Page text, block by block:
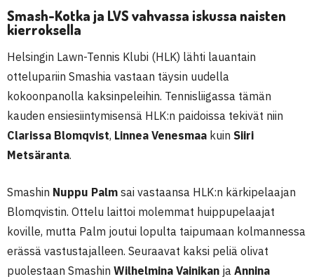
Smash-Kotka ja LVS vahvassa iskussa naisten
kierroksella
Helsingin Lawn-Tennis Klubi (HLK) lähti lauantain
ottelupariin Smashia vastaan täysin uudella
kokoonpanolla kaksinpeleihin. Tennisliigassa tämän
kauden ensiesiintymisensä HLK:n paidoissa tekivät niin
Clarissa Blomqvist, Linnea Venesmaa kuin Siiri
Metsäranta.
Smashin Nuppu Palm sai vastaansa HLK:n kärkipelaajan
Blomqvistin. Ottelu laittoi molemmat huippupelaajat
koville, mutta Palm joutui lopulta taipumaan kolmannessa
erässä vastustajalleen. Seuraavat kaksi peliä olivat
puolestaan Smashin Wilhelmina Vainikan ja Annina